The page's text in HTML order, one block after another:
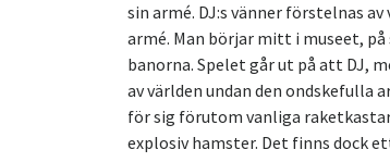
sin armé. DJ:s vänner förstelnas
armé. Man börjar mitt i museet,
banorna. Spelet går ut på att DJ,
av världen undan den ondskefulla
för sig förutom vanliga
explosiv hamster. Det finns dock